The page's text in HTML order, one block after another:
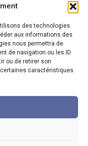
des technologies
aux informations des
nous permettra de
de navigation ou les ID
ou de retirer son
caractéristiques